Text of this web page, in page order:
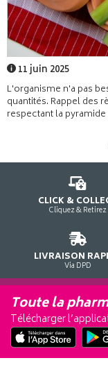
11 juin 2025
L'organisme n'a pas
quantités. Rappel des
respectant la
CLICK &
Cliquez & Retirez
LIVRAISON
Via DPD
Toute la
Télécharger